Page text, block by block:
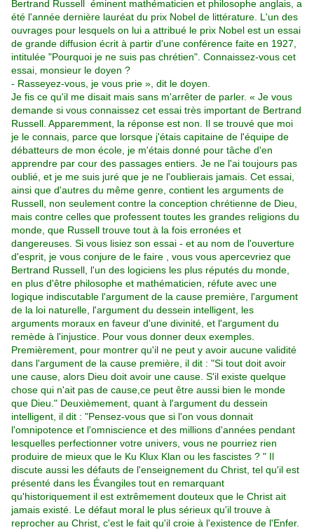
Bertrand Russell éminent mathématicien et philosophe anglais, a
été l'année dernière lauréat du prix Nobel de littérature. L'un des
ouvrages pour lesquels on lui a attribué le prix Nobel est un essai
de grande diffusion écrit à partir d'une conférence faite en 1927,
intitulée "Pourquoi je ne suis pas chrétien". Connaissez-vous cet
essai, monsieur le doyen ?
- Rasseyez-vous, je vous prie », dit le doyen.
Je fis ce qu'il me disait mais sans m'arrêter de parler. « Je vous
demande si vous connaissez cet essai très important de Bertrand
Russell. Apparemment, la réponse est non. Il se trouvé que moi
je le connais, parce que lorsque j'étais capitaine de l'équipe de
débatteurs de mon école, je m'étais donné pour tâche d'en
apprendre par cour des passages entiers. Je ne l'ai toujours pas
oublié, et je me suis juré que je ne l'oublierais jamais. Cet essai,
ainsi que d'autres du même genre, contient les arguments de
Russell, non seulement contre la conception chrétienne de Dieu,
mais contre celles que professent toutes les grandes religions du
monde, que Russell trouve tout à la fois erronées et
dangereuses. Si vous lisiez son essai - et au nom de l'ouverture
d'esprit, je vous conjure de le faire , vous vous apercevriez que
Bertrand Russell, l'un des logiciens les plus réputés du monde,
en plus d'être philosophe et mathématicien, réfute avec une
logique indiscutable l'argument de la cause première, l'argument
de la loi naturelle, l'argument du dessein intelligent, les
arguments moraux en faveur d'une divinité, et l'argument du
remède à l'injustice. Pour vous donner deux exemples.
Premièrement, pour montrer qu'il ne peut y avoir aucune validité
dans l'argument de la cause première, il dit : "Si tout doit avoir
une cause, alors Dieu doit avoir une cause. S'il existe quelque
chose qui n'ait pas de cause,ce peut être aussi bien le monde
que Dieu." Deuxièmement, quant à l'argument du dessein
intelligent, il dit : "Pensez-vous que si l'on vous donnait
l'omnipotence et l'omniscience et des millions d'années pendant
lesquelles perfectionner votre univers, vous ne pourriez rien
produire de mieux que le Ku Klux Klan ou les fascistes ? " Il
discute aussi les défauts de l'enseignement du Christ, tel qu'il est
présenté dans les Évangiles tout en remarquant
qu'historiquement il est extrêmement douteux que le Christ ait
jamais existé. Le défaut moral le plus sérieux qu'il trouve à
reprocher au Christ, c'est le fait qu'il croie à l'existence de l'Enfer.